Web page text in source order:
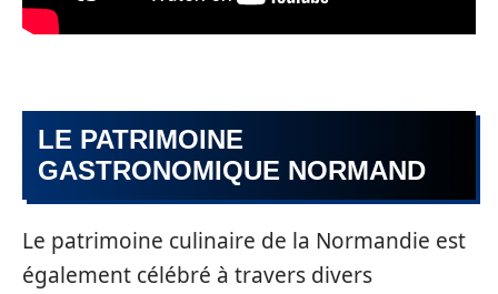
LE PATRIMOINE
GASTRONOMIQUE NORMAND
Le patrimoine culinaire de la Normandie est
également célébré à travers divers